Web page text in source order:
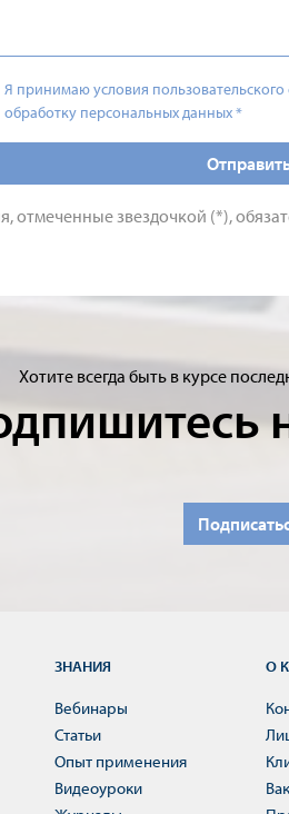
Я принимаю условия пользовательского
обработку персональных данных*
отмеченные звездочкой (*),
Хотите всегда быть в курсе
ЗНАНИЯ
Вебинары
Статьи
Опыт применения
Видеоуроки
О